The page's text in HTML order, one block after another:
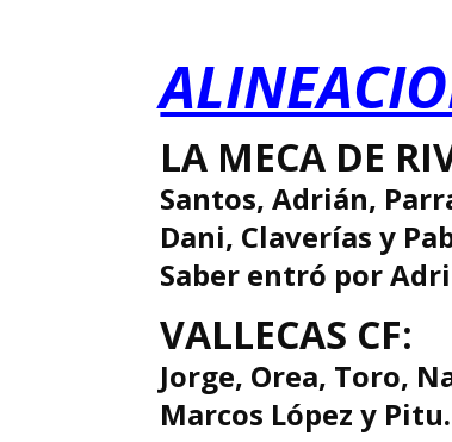
LA MECA DE
Santos, Adrián,
Dani, Claverías y
Saber entró por
VALLECAS CF:
Jorge, Orea, Toro,
Marcos López y Pitu.